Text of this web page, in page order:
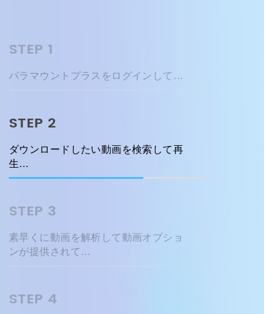
STEP 1
パラマウントプラスをログインして…
STEP 2
ダウンロードしたい動画を検索して再
生…
STEP 3
素早くに動画を解析して動画オプショ
ンが提供されて…
STEP 4